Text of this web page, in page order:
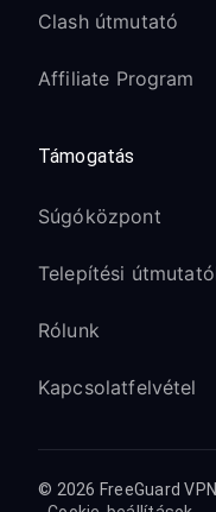
Clash útmutató
Affiliate Program
Támogatás
Súgóközpont
Telepítési
Rólunk
Kapcsolatfelvétel
© 2026 FreeGuard